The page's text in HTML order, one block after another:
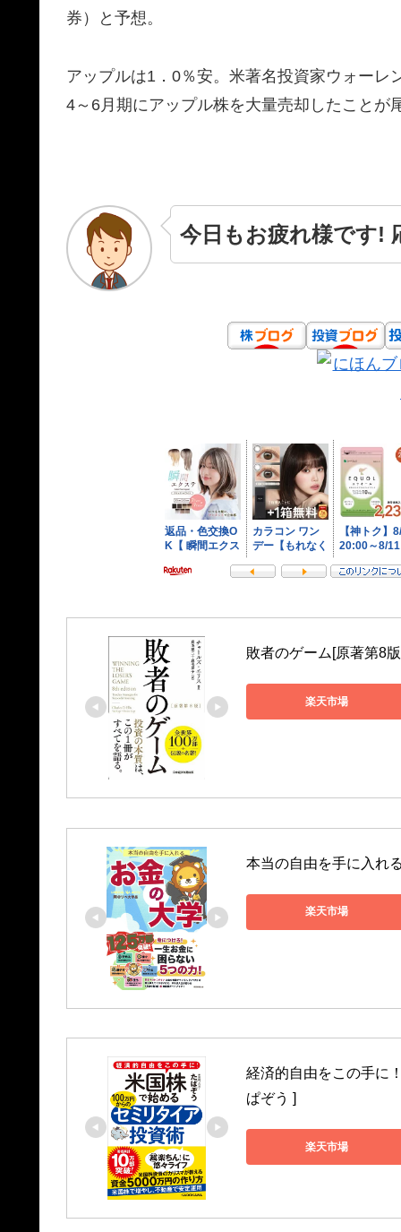
券）と予想。
アップルは1．0％安。米著名投資家ウォー
4～6月期にアップル株を大量売却したことが
今日もお疲れ様です!
敗者のゲーム[原著第8
楽天市場
本当の自由を手に入れ
楽天市場
経済的自由をこの手に
ぱぞう ]
楽天市場